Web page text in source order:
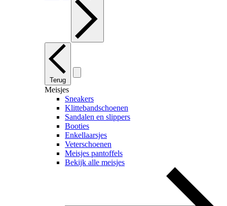
Terug
Meisjes
Sneakers
Klittebandschoenen
Sandalen en slippers
Booties
Enkellaarsjes
Veterschoenen
Meisjes pantoffels
Bekijk alle meisjes